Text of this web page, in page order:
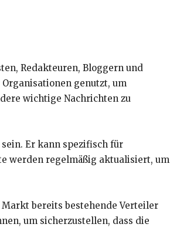
Redakteuren, Bloggern und
genutzt, um
wichtige Nachrichten zu
Er kann spezifisch für
werden regelmäßig aktualisiert, um
bereits bestehende Verteiler
um sicherzustellen, dass die